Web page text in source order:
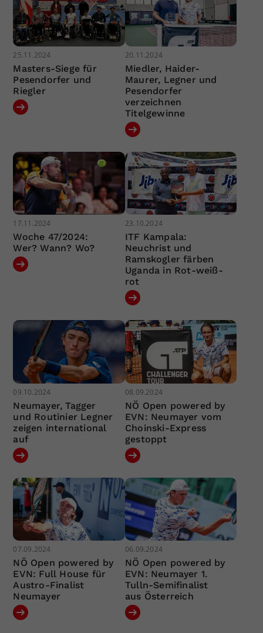
25.11.2024
Masters-Siege für
Pesendorfer und
Riegler
20.11.2024
Miedler, Haider-
Maurer, Legner und
Pesendorfer
verzeichnen
Titelgewinne
17.11.2024
Woche 47/2024:
Wer? Wann? Wo?
23.10.2024
ITF Kampala:
Neuchrist und
Ramskogler färben
Uganda in Rot-weiß-
rot
09.10.2024
Neumayer, Tagger
und Routinier Legner
zeigen international
auf
08.09.2024
NÖ Open powered by
EVN: Neumayer vom
Choinski-Express
gestoppt
07.09.2024
NÖ Open powered by
EVN: Full House für
Austro-Finalist
Neumayer
06.09.2024
NÖ Open powered by
EVN: Neumayer 1.
Tulln-Semifinalist
aus Österreich